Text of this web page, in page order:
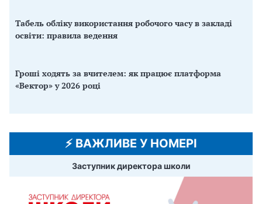
Табель обліку використання робочого часу в закладі
освіти: правила ведення
Гроші ходять за вчителем: як працює платформа
«Вектор» у 2026 році
⚡️ ВАЖЛИВЕ У НОМЕРІ
Заступник директора школи